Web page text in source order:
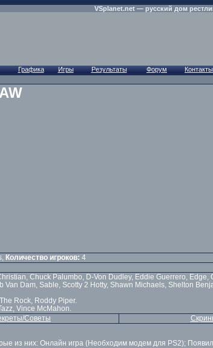
Количество игроков: 4
Chuck Palumbo, D-Von Dudley, Eddie Guerrero, Edge,
Dam, Sable, Scotty 2 Hotty, Shawn Michaels, Shelton
Rock, Roddy Piper.
Vince McMahon.
Советы
из них: Онлайн игра (Необходим модем для PS2);